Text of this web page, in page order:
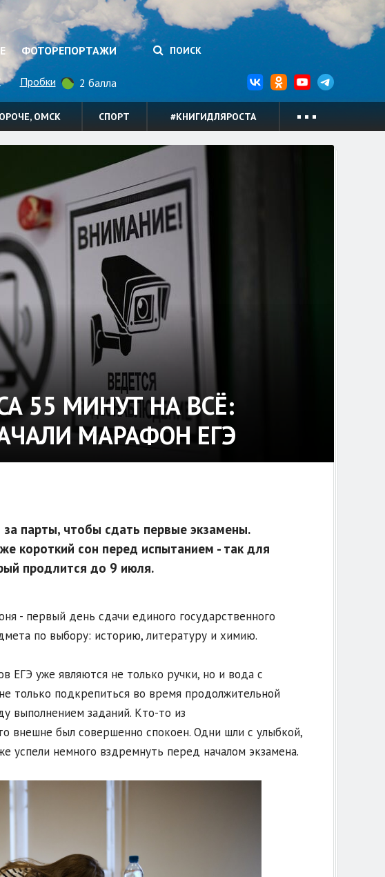
ФОТОРЕПОРТАЖИ ПОИСК
Пробки 2 балла
ОМСК СПОРТ #КНИГИДЛЯРОСТА
55 МИНУТ НА ВСЁ:
МАРАФОН ЕГЭ
парты, чтобы сдать первые экзамены.
короткий сон перед испытанием - так для
продлится до 9 июля.
- первый день сдачи единого государственного
по выбору: историю, литературу и химию.
уже являются не только ручки, но и вода с
только подкрепиться во время продолжительной
выполнением заданий. Кто-то из
внешне был совершенно спокоен. Одни шли с улыбкой,
успели немного вздремнуть перед началом экзамена.